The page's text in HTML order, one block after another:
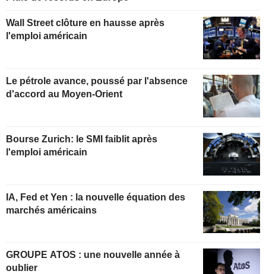
Wall Street clôture en hausse après
l'emploi américain
Le pétrole avance, poussé par l'absence
d'accord au Moyen-Orient
Bourse Zurich: le SMI faiblit après
l'emploi américain
IA, Fed et Yen : la nouvelle équation des
marchés américains
GROUPE ATOS : une nouvelle année à
oublier